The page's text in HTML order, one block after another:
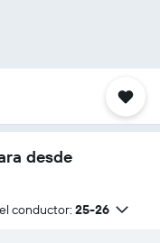
desde
conductor: 25-26